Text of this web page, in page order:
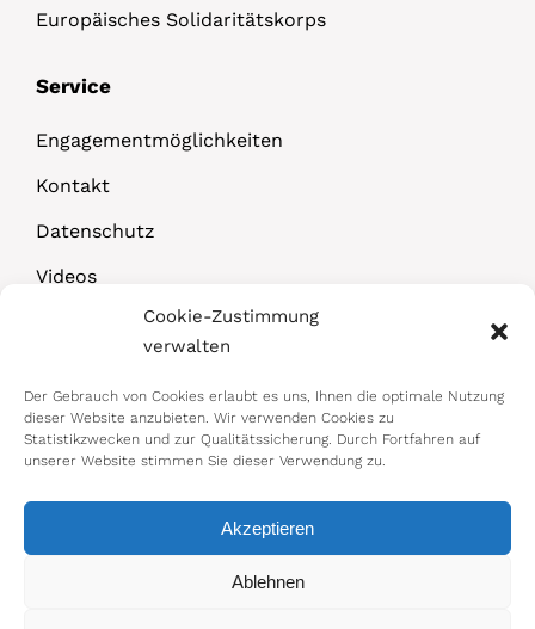
Cookie-Zustimmung
verwalten
Der Gebrauch von Cookies erlaubt es uns, Ihnen die optimale Nutzung
dieser Website anzubieten. Wir verwenden Cookies zu
Statistikzwecken und zur Qualitätssicherung. Durch Fortfahren auf
unserer Website stimmen Sie dieser Verwendung zu.
Akzeptieren
Ablehnen
Europäisches Solidaritätskorps
Service
Engagementmöglichkeiten
Kontakt
Datenschutz
Videos
© 2026 Bundesministerium für Arbeit,